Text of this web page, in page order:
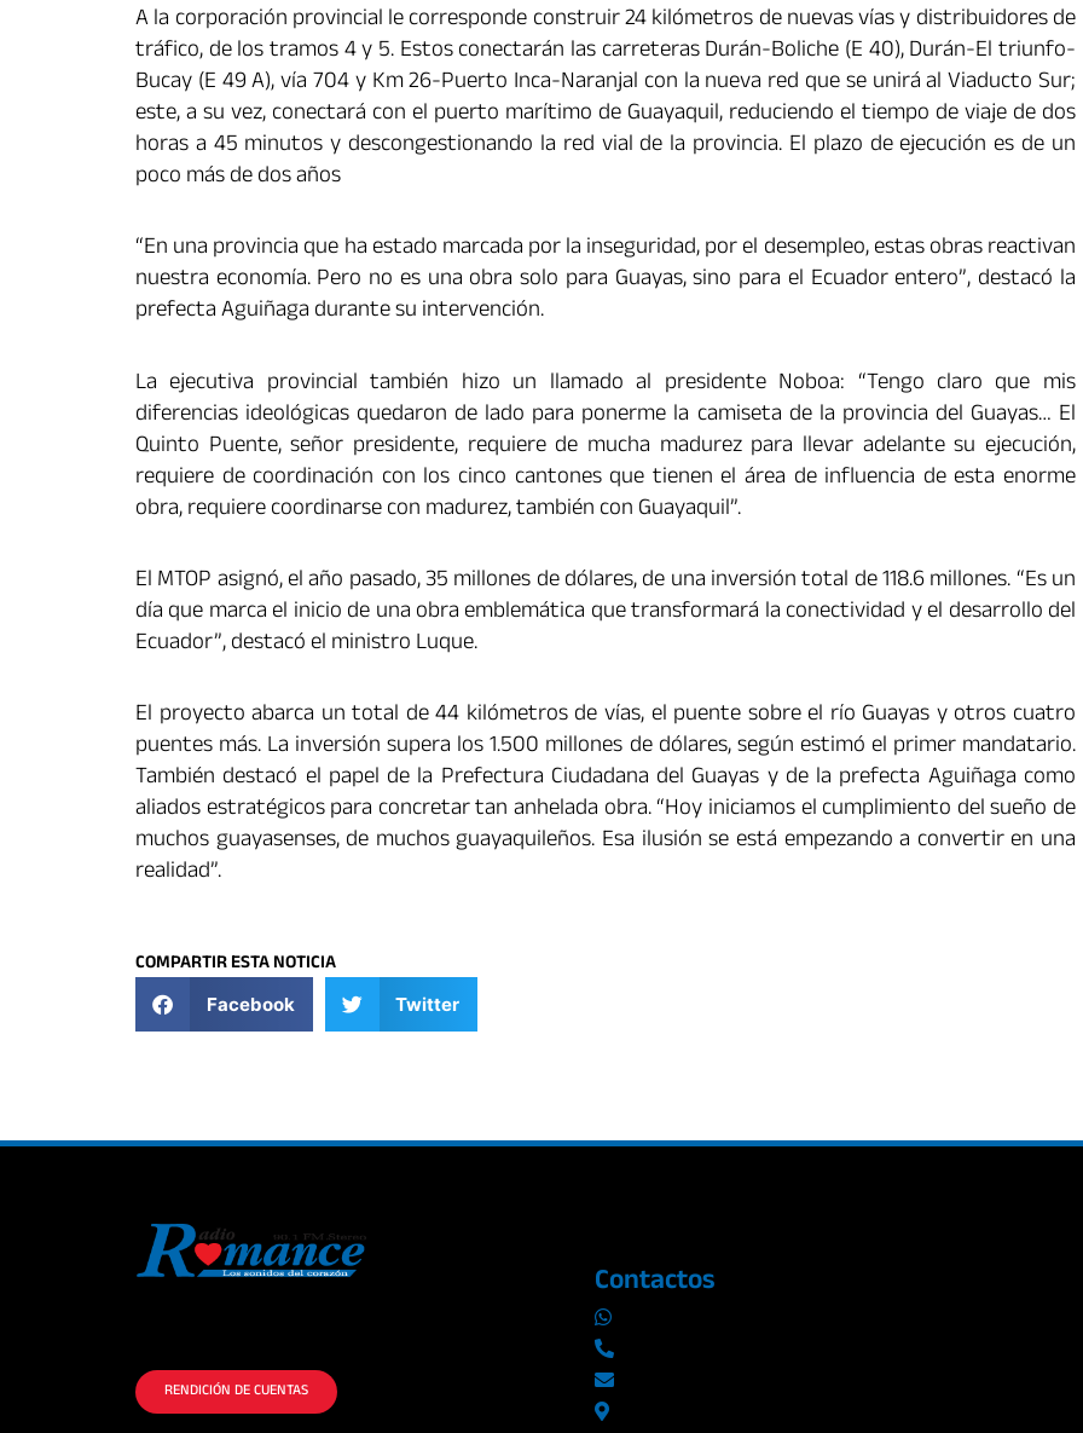
A la corporación provincial le corresponde construir 24 kilómetros de nuevas vías y distribuidores de
tráfico, de los tramos 4 y 5. Estos conectarán las carreteras Durán-Boliche (E 40), Durán-El triunfo-
Bucay (E 49 A), vía 704 y Km 26-Puerto Inca-Naranjal con la nueva red que se unirá al Viaducto Sur;
este, a su vez, conectará con el puerto marítimo de Guayaquil, reduciendo el tiempo de viaje de dos
horas a 45 minutos y descongestionando la red vial de la provincia. El plazo de ejecución es de un
poco más de dos años
“En una provincia que ha estado marcada por la inseguridad, por el desempleo, estas obras reactivan
nuestra economía. Pero no es una obra solo para Guayas, sino para el Ecuador entero”, destacó la
prefecta Aguiñaga durante su intervención.
La ejecutiva provincial también hizo un llamado al presidente Noboa: “Tengo claro que mis
diferencias ideológicas quedaron de lado para ponerme la camiseta de la provincia del Guayas… El
Quinto Puente, señor presidente, requiere de mucha madurez para llevar adelante su ejecución,
requiere de coordinación con los cinco cantones que tienen el área de influencia de esta enorme
obra, requiere coordinarse con madurez, también con Guayaquil”.
El MTOP asignó, el año pasado, 35 millones de dólares, de una inversión total de 118.6 millones. “Es un
día que marca el inicio de una obra emblemática que transformará la conectividad y el desarrollo del
Ecuador”, destacó el ministro Luque.
El proyecto abarca un total de 44 kilómetros de vías, el puente sobre el río Guayas y otros cuatro
puentes más. La inversión supera los 1.500 millones de dólares, según estimó el primer mandatario.
También destacó el papel de la Prefectura Ciudadana del Guayas y de la prefecta Aguiñaga como
aliados estratégicos para concretar tan anhelada obra. “Hoy iniciamos el cumplimiento del sueño de
muchos guayasenses, de muchos guayaquileños. Esa ilusión se está empezando a convertir en una
realidad”.
COMPARTIR ESTA NOTICIA
Facebook Twitter
RENDICIÓN DE CUENTAS
Contactos